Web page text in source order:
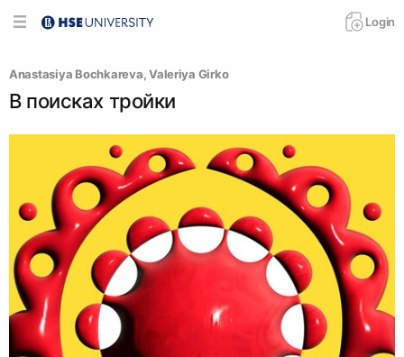
Login
Anastasiya Bochkareva, Valeriya Girko
В поисках тройки